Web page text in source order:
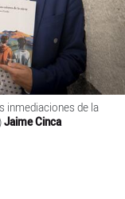
inmediaciones de la
Jaime Cinca